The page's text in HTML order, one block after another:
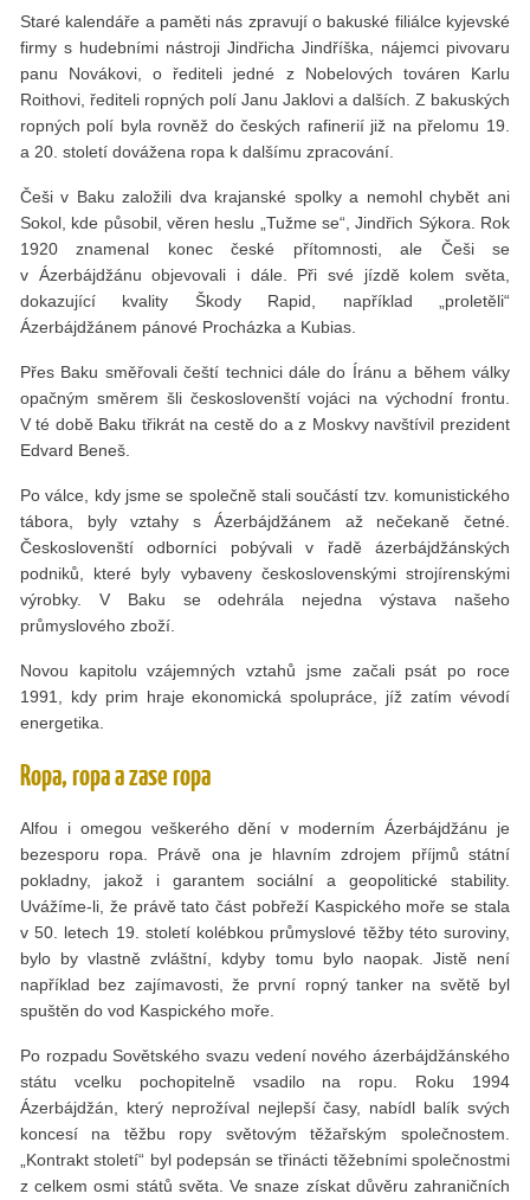
Staré kalendáře a paměti nás zpravují o bakuské filiálce kyjevské
firmy s hudebními nástroji Jindřicha Jindříška, nájemci pivovaru
panu Novákovi, o řediteli jedné z Nobelových továren Karlu
Roithovi, řediteli ropných polí Janu Jaklovi a dalších. Z bakuských
ropných polí byla rovněž do českých rafinerií již na přelomu 19.
a 20. století dovážena ropa k dalšímu zpracování.
Češi v Baku založili dva krajanské spolky a nemohl chybět ani
Sokol, kde působil, věren heslu „Tužme se“, Jindřich Sýkora. Rok
1920 znamenal konec české přítomnosti, ale Češi se
v Ázerbájdžánu objevovali i dále. Při své jízdě kolem světa,
dokazující kvality Škody Rapid, například „proletěli“
Ázerbájdžánem pánové Procházka a Kubias.
Přes Baku směřovali čeští technici dále do Íránu a během války
opačným směrem šli českoslovenští vojáci na východní frontu.
V té době Baku třikrát na cestě do a z Moskvy navštívil prezident
Edvard Beneš.
Po válce, kdy jsme se společně stali součástí tzv. komunistického
tábora, byly vztahy s Ázerbájdžánem až nečekaně četné.
Českoslovenští odborníci pobývali v řadě ázerbájdžánských
podniků, které byly vybaveny československými strojírenskými
výrobky. V Baku se odehrála nejedna výstava našeho
průmyslového zboží.
Novou kapitolu vzájemných vztahů jsme začali psát po roce
1991, kdy prim hraje ekonomická spolupráce, jíž zatím vévodí
energetika.
Ropa, ropa a zase ropa
Alfou i omegou veškerého dění v moderním Ázerbájdžánu je
bezesporu ropa. Právě ona je hlavním zdrojem příjmů státní
pokladny, jakož i garantem sociální a geopolitické stability.
Uvážíme-li, že právě tato část pobřeží Kaspického moře se stala
v 50. letech 19. století kolébkou průmyslové těžby této suroviny,
bylo by vlastně zvláštní, kdyby tomu bylo naopak. Jistě není
například bez zajímavosti, že první ropný tanker na světě byl
spuštěn do vod Kaspického moře.
Po rozpadu Sovětského svazu vedení nového ázerbájdžánského
státu vcelku pochopitelně vsadilo na ropu. Roku 1994
Ázerbájdžán, který neprožíval nejlepší časy, nabídl balík svých
koncesí na těžbu ropy světovým těžařským společnostem.
„Kontrakt století“ byl podepsán se třinácti těžebními společnostmi
z celkem osmi států světa. Ve snaze získat důvěru zahraničních